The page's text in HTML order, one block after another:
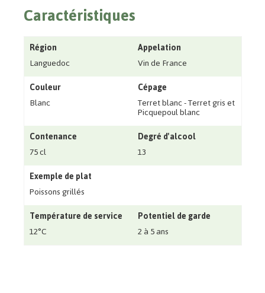
Caractéristiques
Région
Languedoc
Appelation
Vin de France
Couleur
Blanc
Cépage
Terret blanc - Terret gris et
Picquepoul blanc
Contenance
75 cl
Degré d'alcool
13
Exemple de plat
Poissons grillés
Température de service
12°C
Potentiel de garde
2 à 5 ans